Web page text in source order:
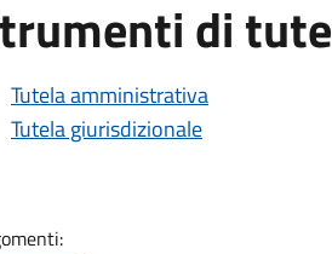
di
Tutela amministrativa
Tutela giurisdizionale